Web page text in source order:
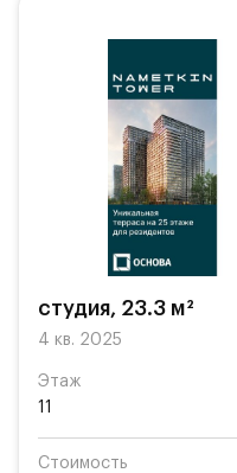
студия, 23.3 м²
4 кв. 2025
Этаж
11
Стоимость